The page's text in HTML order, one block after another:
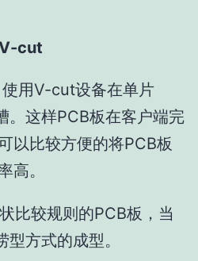
cut
用V-cut设备在单片
。这样PCB板在客户端完
以比较方便的将PCB板
高。
比较规则的PCB板，当
方式的成型。